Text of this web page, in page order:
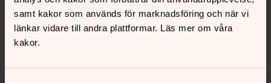
samt kakor som används för marknadsföring och när vi
länkar vidare till andra plattformar. Läs mer om våra
kakor.
Hitta snabbt